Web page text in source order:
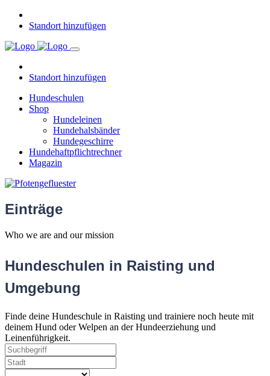
Standort hinzufügen
Standort hinzufügen
Hundeschulen
Shop
Hundeleinen
Hundehalsbänder
Hundegeschirre
Hundehaftpflichtrechner
Magazin
Einträge
Who we are and our mission
Hundeschulen in Raisting und
Umgebung
Finde deine Hundeschule in Raisting und trainiere noch heute mit
deinem Hund oder Welpen an der Hundeerziehung und
Leinenführigkeit.